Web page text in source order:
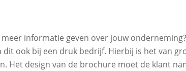
informatie geven over jouw
dit ook bij een druk bedrijf. Hierbij is het van
Het design van de brochure moet de klant